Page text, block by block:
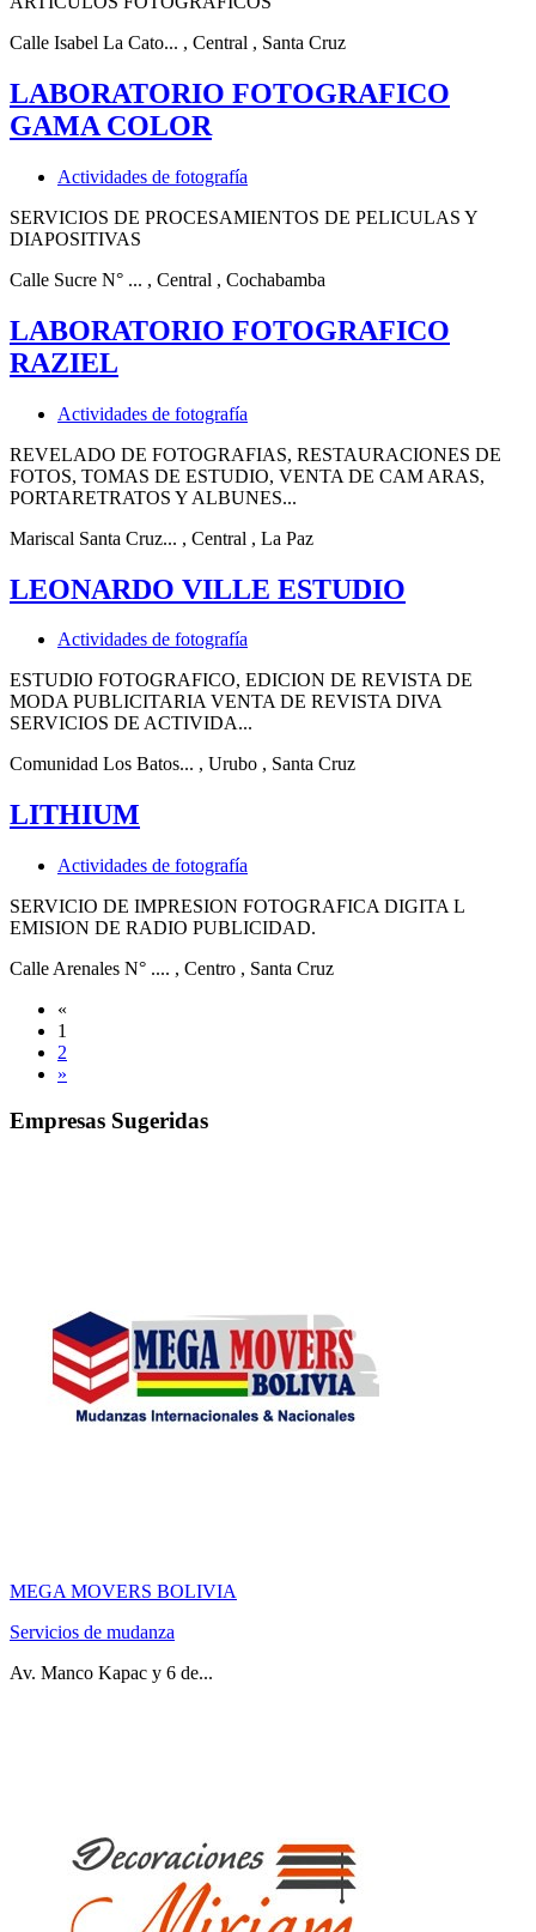
Calle Isabel La Cato... , Central , Santa Cruz
LABORATORIO FOTOGRAFICO
GAMA COLOR
Actividades de fotografía
SERVICIOS DE PROCESAMIENTOS DE PELICULAS Y
DIAPOSITIVAS
Calle Sucre N° ... , Central , Cochabamba
LABORATORIO FOTOGRAFICO
RAZIEL
Actividades de fotografía
REVELADO DE FOTOGRAFIAS, RESTAURACIONES DE
FOTOS, TOMAS DE ESTUDIO, VENTA DE CAM ARAS,
PORTARETRATOS Y ALBUNES...
Mariscal Santa Cruz... , Central , La Paz
LEONARDO VILLE ESTUDIO
Actividades de fotografía
ESTUDIO FOTOGRAFICO, EDICION DE REVISTA DE
MODA PUBLICITARIA VENTA DE REVISTA DIVA
SERVICIOS DE ACTIVIDA...
Comunidad Los Batos... , Urubo , Santa Cruz
LITHIUM
Actividades de fotografía
SERVICIO DE IMPRESION FOTOGRAFICA DIGITA L
EMISION DE RADIO PUBLICIDAD.
Calle Arenales N° .... , Centro , Santa Cruz
«
1
2
»
Empresas Sugeridas
MEGA MOVERS BOLIVIA
Servicios de mudanza
Av. Manco Kapac y 6 de...